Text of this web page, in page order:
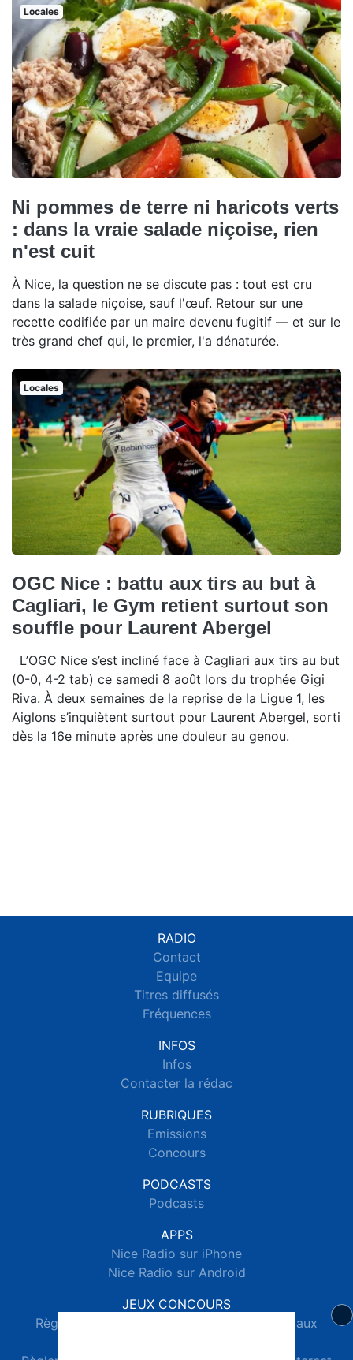
Locales
Ni pommes de terre ni haricots verts
: dans la vraie salade niçoise, rien
n'est cuit
À Nice, la question ne se discute pas : tout est cru
dans la salade niçoise, sauf l'œuf. Retour sur une
recette codifiée par un maire devenu fugitif — et sur le
très grand chef qui, le premier, l'a dénaturée.
Locales
OGC Nice : battu aux tirs au but à
Cagliari, le Gym retient surtout son
souffle pour Laurent Abergel
L’OGC Nice s’est incliné face à Cagliari aux tirs au but
(0-0, 4-2 tab) ce samedi 8 août lors du trophée Gigi
Riva. À deux semaines de la reprise de la Ligue 1, les
Aiglons s’inquiètent surtout pour Laurent Abergel, sorti
dès la 16e minute après une douleur au genou.
RADIO
Contact
Equipe
Titres diffusés
Fréquences
INFOS
Infos
Contacter la rédac
RUBRIQUES
Emissions
Concours
PODCASTS
Podcasts
APPS
Nice Radio sur iPhone
Nice Radio sur Android
JEUX CONCOURS
Règlements des jeux concours réseaux sociaux